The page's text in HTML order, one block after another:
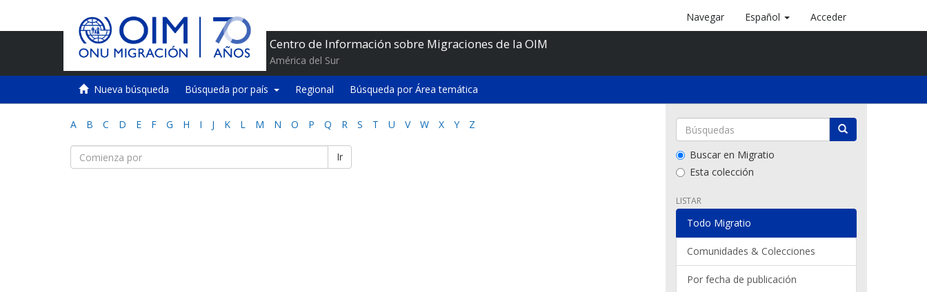
Centro de Información sobre Migraciones de la OIM
América del Sur
Navegar Español Acceder
Nueva búsqueda Búsqueda por país Regional Búsqueda por Área temática
A B C D E F G H I J K L M N O P Q R S T U V W X Y Z
Ir
Buscar en Migratio
Esta colección
LISTAR
Todo Migratio
Comunidades & Colecciones
Por fecha de publicación